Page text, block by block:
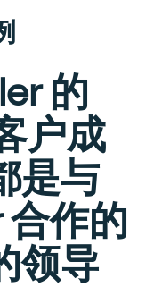
的
户成
是与
作的
领导